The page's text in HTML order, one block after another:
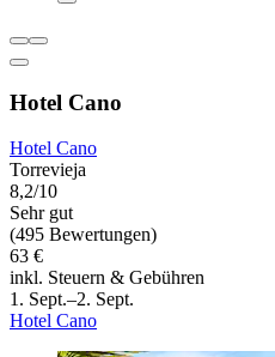
Hotel Cano
Hotel Cano
Torrevieja
8,2/10
Sehr gut
(495 Bewertungen)
63 €
inkl. Steuern & Gebühren
1. Sept.–2. Sept.
Hotel Cano